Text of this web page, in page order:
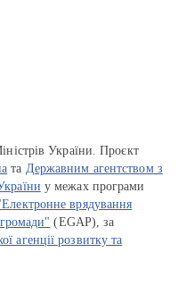
України. Проєкт
та Державним агентством з
у межах програми
врядування
громади" (EGAP), за
агенції розвитку та